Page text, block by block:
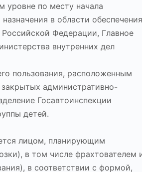
уровне по месту начала
в области обеспечения
Федерации, Главное
внутренних дел
пользования, расположенным
административно-
Госавтоинспекции
детей.
лицом, планирующим
в том числе фрахтователем
в соответствии с формой,